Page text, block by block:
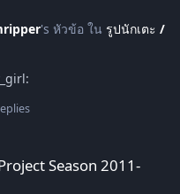
's หัวข้อ ใน รูปนักเตะ /
Season 2011-